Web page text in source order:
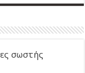
σωστής